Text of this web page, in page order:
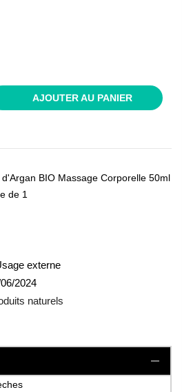
AJOUTER AU PANIER
BIO Massage Corporelle 50ml
de 1
externe
2024
naturels